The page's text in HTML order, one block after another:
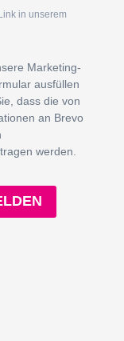
in unserem
Marketing-
ausfüllen
dass die von
an Brevo
werden.